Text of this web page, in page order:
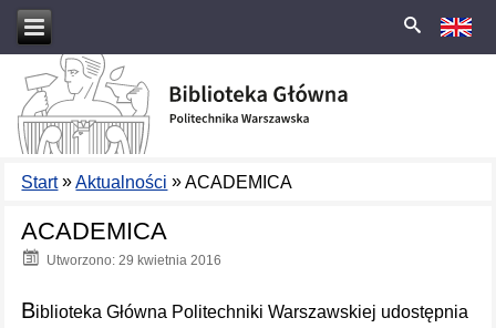
Start» Aktualności » ACADEMICA
ACADEMICA
Utworzono: 29 kwietnia 2016
Biblioteka Główna Politechniki Warszawskiej udostępnia